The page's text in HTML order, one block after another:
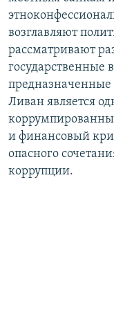
возглавляют
рассматривают
государственные
предназначенные
Ливан является
и финансовый
опасного
коррупции.